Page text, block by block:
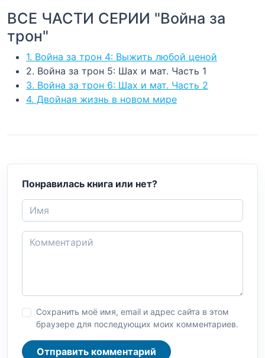
ВСЕ ЧАСТИ СЕРИИ "Война за
трон"
1. Война за трон 4: Выжить любой ценой
2. Война за трон 5: Шах и мат. Часть 1
3. Война за трон 6: Шах и мат. Часть 2
4. Двойная жизнь в новом мире
Понравилась книга или нет?
Сохранить моё имя, email и адрес сайта в этом
браузере для последующих моих комментариев.
Отправить комментарий